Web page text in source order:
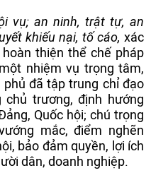
vụ; an ninh, trật tự, an
khiếu nại, tố cáo, xác
thiện thể chế pháp
nhiệm vụ trọng tâm,
đã tập trung chỉ đạo
trương, định hướng
Quốc hội; chú trọng
mắc, điểm nghẽn
bảo đảm quyền, lợi ích
dân, doanh nghiệp.